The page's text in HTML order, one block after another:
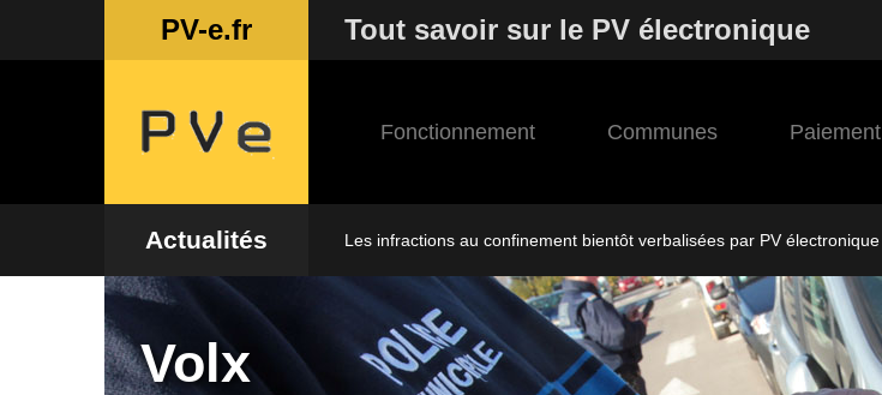
PV-e.fr Tout savoir sur le PV électronique
Fonctionnement Communes Paiement
Actualités Les infractions au confinement bientôt verbalisées par PV électronique
Volx